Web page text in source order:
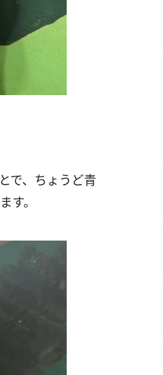
で、ちょうど青
す。